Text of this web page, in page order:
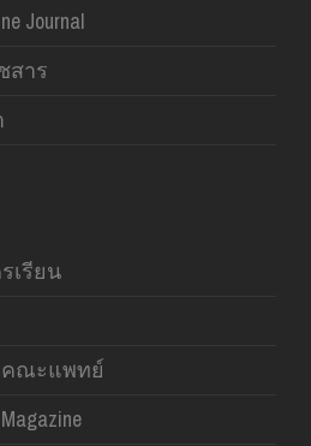
Journal
สาร
เรียน
ณะแพทย์